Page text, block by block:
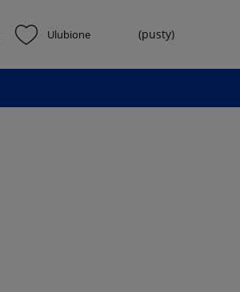
(pusty)